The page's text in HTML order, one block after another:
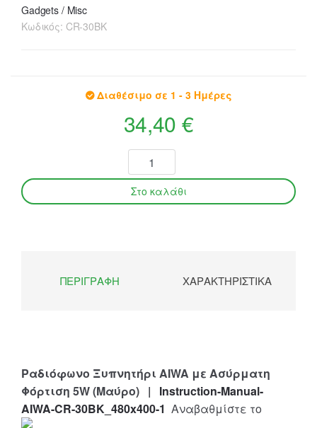
Gadgets / Misc
Κωδικός: CR-30BK
Διαθέσιμο σε 1 - 3 Ημέρες
34,40 €
ΠΕΡΙΓΡΑΦΉ ΧΑΡΑΚΤΗΡΙΣΤΙΚΆ
Ραδιόφωνο Ξυπνητήρι AIWA με Ασύρματη
Φόρτιση 5W (Μαύρο) | Instruction-Manual-
AIWA-CR-30BK_480x400-1 Αναβαθμίστε το